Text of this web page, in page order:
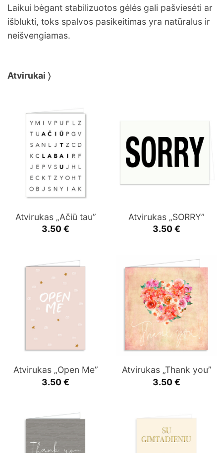
Laikui bėgant stabilizuotos gėlės gali pašviesėti ar
išblukti, toks spalvos pasikeitimas yra natūralus ir
neišvengiamas.
Atvirukai 〉
Atvirukas „Ačiū tau”
3.50€
Atvirukas „SORRY”
3.50€
Atvirukas „Open Me”
3.50€
Atvirukas „Thank you”
3.50€